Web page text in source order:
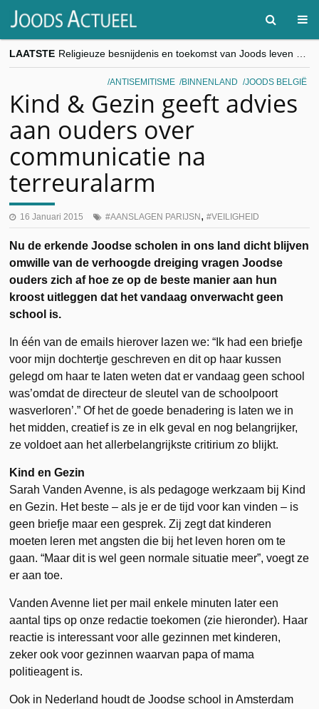
LAATSTE
“Besnijdenisdebat toont hoe moeilijk seculiere Westen minderheden begrijpt”, Jinnih Beels (Vooruit)
CITYTRIP | ROEMENIË – Boekarest: de verrassing van Oost-Europa
ANTISEMITISME BINNENLAND JOODS BELGIË
Kind & Gezin geeft advies
aan ouders over
communicatie na
terreuralarm
16 Januari 2015 AANSLAGEN PARIJSN , VEILIGHEID
Nu de erkende Joodse scholen in ons land dicht blijven
omwille van de verhoogde dreiging vragen Joodse
ouders zich af hoe ze op de beste manier aan hun
kroost uitleggen dat het vandaag onverwacht geen
school is.
In één van de emails hierover lazen we: “Ik had een briefje
voor mijn dochtertje geschreven en dit op haar kussen
gelegd om haar te laten weten dat er vandaag geen school
was’omdat de directeur de sleutel van de schoolpoort
wasverloren’.” Of het de goede benadering is laten we in
het midden, creatief is ze in elk geval en nog belangrijker,
ze voldoet aan het allerbelangrijkste critirium zo blijkt.
Kind en Gezin
Sarah Vanden Avenne, is als pedagoge werkzaam bij Kind
en Gezin. Het beste – als je er de tijd voor kan vinden – is
geen briefje maar een gesprek. Zij zegt dat kinderen
moeten leren met angsten die bij het leven horen om te
gaan. “Maar dit is wel geen normale situatie meer”, voegt ze
er aan toe.
Vanden Avenne liet per mail enkele minuten later een
aantal tips op onze redactie toekomen (zie hieronder). Haar
reactie is interessant voor alle gezinnen met kinderen,
zeker ook voor gezinnen waarvan papa of mama
politieagent is.
Ook in Nederland houdt de Joodse school in Amsterdam